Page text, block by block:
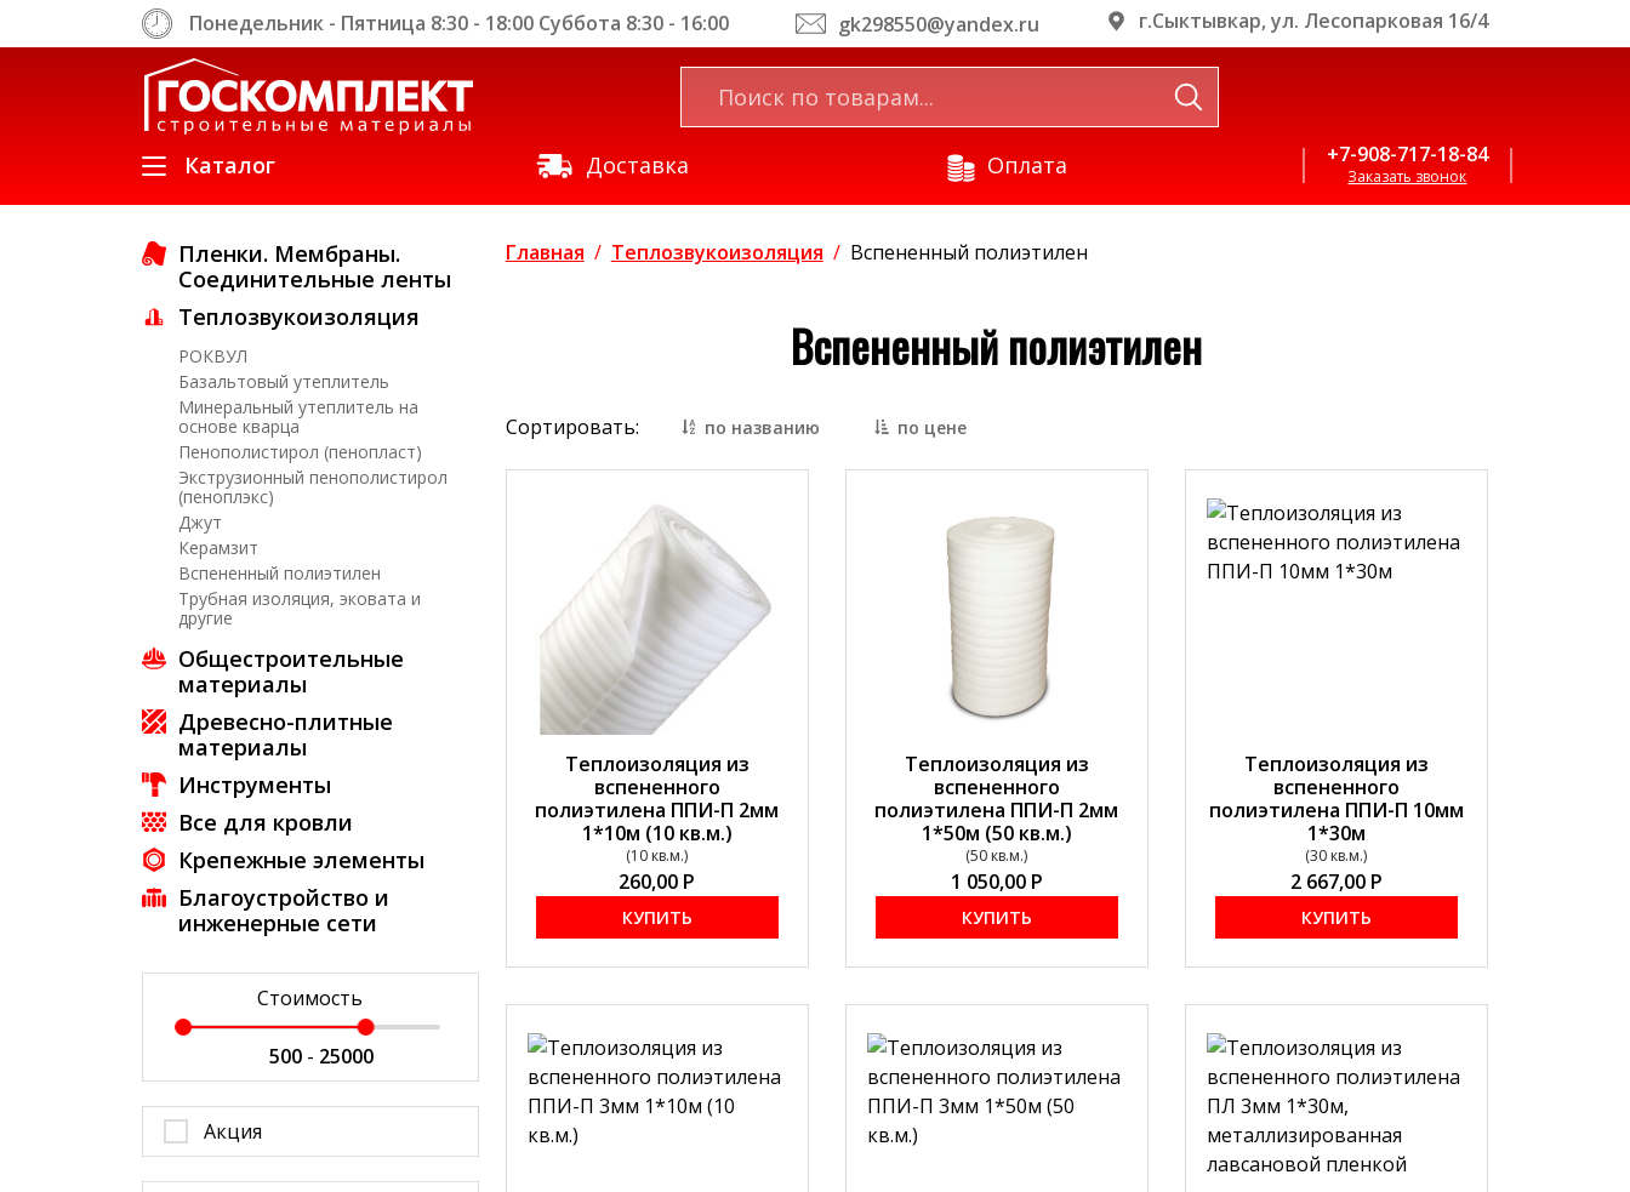
Понедельник - Пятница 8:30 - 18:00 Суббота 8:30 - 16:00 gk298550@yandex.ru г.Сыктывкар, ул. Лесопарковая 16/4
Каталог Доставка Оплата +7-908-717-18-84
Заказать звонок
Пленки. Мембраны.
Соединительные ленты
Теплозвукоизоляция
РОКВУЛ
Базальтовый утеплитель
Минеральный утеплитель на
основе кварца
Пенополистирол (пенопласт)
Экструзионный пенополистирол
(пеноплэкс)
Джут
Керамзит
Вспененный полиэтилен
Трубная изоляция, эковата и
другие
Общестроительные
материалы
Древесно-плитные
материалы
Инструменты
Все для кровли
Крепежные элементы
Благоустройство и
инженерные сети
Стоимость
-
Акция
Главная / Теплозвукоизоляция / Вспененный полиэтилен
Вспененный полиэтилен
Сортировать: по названию по цене
Теплоизоляция из
вспененного
полиэтилена ППИ-П 2мм
1*10м (10 кв.м.)
(10 кв.м.)
260,00 Р
КУПИТЬ
Теплоизоляция из
вспененного
полиэтилена ППИ-П 2мм
1*50м (50 кв.м.)
(50 кв.м.)
1 050,00 Р
КУПИТЬ
Теплоизоляция из
вспененного
полиэтилена ППИ-П 10мм
1*30м
(30 кв.м.)
2 667,00 Р
КУПИТЬ